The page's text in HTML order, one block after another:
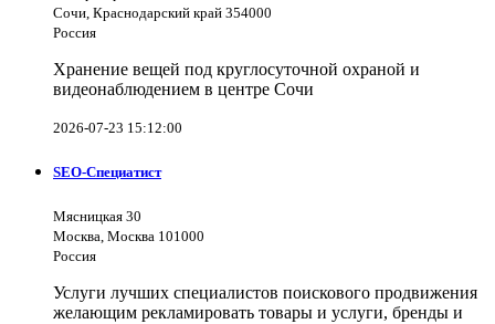
Сочи, Краснодарский край 354000
Россия
Хранение вещей под круглосуточной охраной и
видеонаблюдением в центре Сочи
2026-07-23 15:12:00
SEO-Специатист
Мясницкая 30
Москва, Москва 101000
Россия
Услуги лучших специалистов поискового продвижения
желающим рекламировать товары и услуги, бренды и